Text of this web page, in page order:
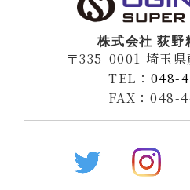
株式会社 荻野
〒335-0001 埼玉
TEL： 048-
FAX：048-